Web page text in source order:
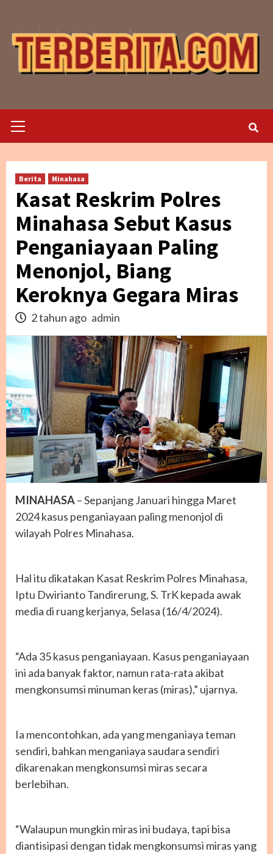
content
Menu
Berita Minahasa
Kasat Reskrim Polres
Minahasa Sebut Kasus
Penganiayaan Paling
Menonjol, Biang
Keroknya Gegara Miras
2 tahun ago admin
MINAHASA– Sepanjang Januari hingga Maret
2024 kasus penganiayaan paling menonjol di
wilayah Polres Minahasa.
Hal itu dikatakan Kasat Reskrim Polres Minahasa,
Iptu Dwirianto Tandirerung, S. TrK kepada awak
media di ruang kerjanya, Selasa (16/4/2024).
“Ada 35 kasus penganiayaan. Kasus penganiayaan
ini ada banyak faktor, namun rata-rata akibat
mengkonsumsi minuman keras (miras),” ujarnya.
Ia mencontohkan, ada yang menganiaya teman
sendiri, bahkan menganiaya saudara sendiri
dikarenakan mengkonsumsi miras secara
berlebihan.
“Walaupun mungkin miras ini budaya, tapi bisa
diantisipasi dengan tidak mengkonsumsi miras yang